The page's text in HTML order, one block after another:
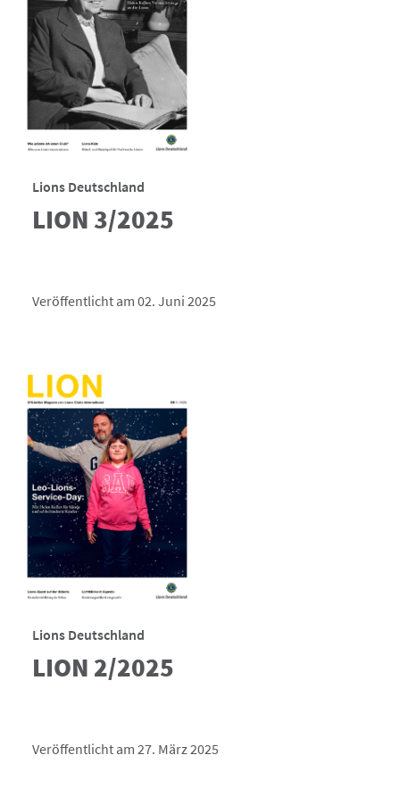
Lions Deutschland
LION 3/2025
Veröffentlicht am 02. Juni 2025
Lions Deutschland
LION 2/2025
Veröffentlicht am 27. März 2025